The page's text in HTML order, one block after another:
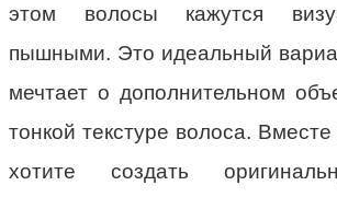
этом волосы кажутся
пышными. Это идеальный
мечтает о дополнительном
тонкой текстуре волоса.
хотите создать